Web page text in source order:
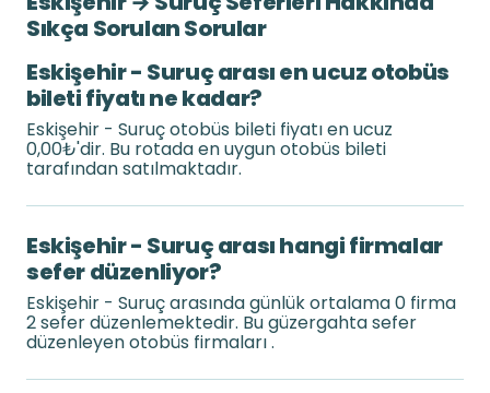
Sıkça Sorulan Sorular
Eskişehir - Suruç arası en ucuz otobüs
bileti fiyatı ne kadar?
Eskişehir - Suruç otobüs bileti fiyatı en ucuz
0,00₺'dir. Bu rotada en uygun otobüs bileti
tarafından satılmaktadır.
Eskişehir - Suruç arası hangi firmalar
sefer düzenliyor?
Eskişehir - Suruç arasında günlük ortalama 0 firma
2 sefer düzenlemektedir. Bu güzergahta sefer
düzenleyen otobüs firmaları .